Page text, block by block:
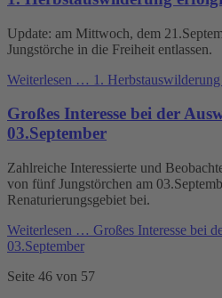
Update: am Mittwoch, dem
Jungstörche in die Freiheit entlassen.
Weiterlesen … 1.
Großes Interesse bei der
03.September
Zahlreiche Interessierte und
von fünf Jungstörchen am
Renaturierungsgebiet bei.
Weiterlesen … Großes Interesse bei
03.September
Seite 46 von 57